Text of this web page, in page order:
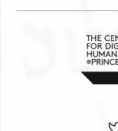
Hebrew script